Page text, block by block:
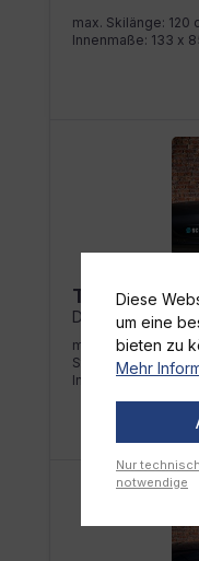
Diese
um eine
bieten zu
Mehr
Nur technisch
notwendige